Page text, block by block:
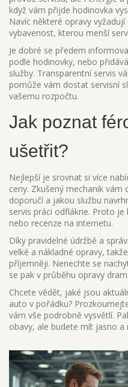
když vám přijde hodinovka
Navíc některé opravy
vybavenost, kterou menší
Je dobré se předem
podle hodinovky, nebo
služby. Transparentní servis
pomůže vám dostat servisní
vašemu rozpočtu.
Jak poznat
ušetřit?
Nejlepší je srovnat si více
ceny. Zkušený mechanik
doporučí a jakou službu
servis práci odflákne. Proto
nebo recenze na internetu.
Díky pravidelné údržbě a
velké a nákladné opravy,
příjemněji. Nenechte se
se pak v průběhu opravy
Chcete vědět, jaké jsou
auto v pořádku?
vám vše podrobně vysvětlí.
obavy, ale budete mít jasno